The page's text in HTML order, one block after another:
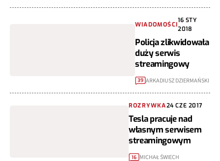
WIADOMOŚCI
16 STY
2018
Policja zlikwidowała
duży serwis
streamingowy
39 ARKADIUSZ DZIERMAŃSKI
ROZRYWKA24 CZE 2017
Tesla pracuje nad
własnym serwisem
streamingowym
16 MICHAŁ ŚWIECH